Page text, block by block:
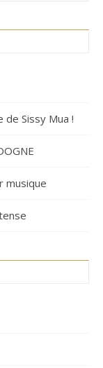
Sissy Mua !
musique